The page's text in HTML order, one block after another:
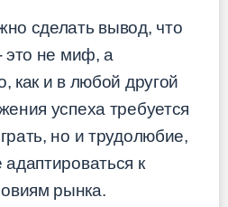
сделать вывод, что
это не миф, а
как и в любой другой
успеха требуется
но и трудолюбие,
к
рынка.